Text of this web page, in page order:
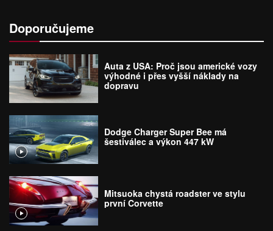
Doporučujeme
Auta z USA: Proč jsou americké vozy
výhodné i přes vyšší náklady na
dopravu
Dodge Charger Super Bee má
šestiválec a výkon 447 kW
Mitsuoka chystá roadster ve stylu
první Corvette